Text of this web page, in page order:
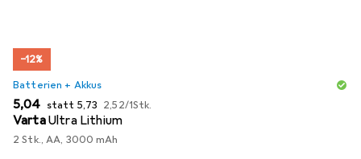
−12%
Batterien + Akkus
EUR
5,04 statt EUR
5,73 EUR
2,52/1Stk.
VartaUltra Lithium
2 Stk., AA, 3000 mAh